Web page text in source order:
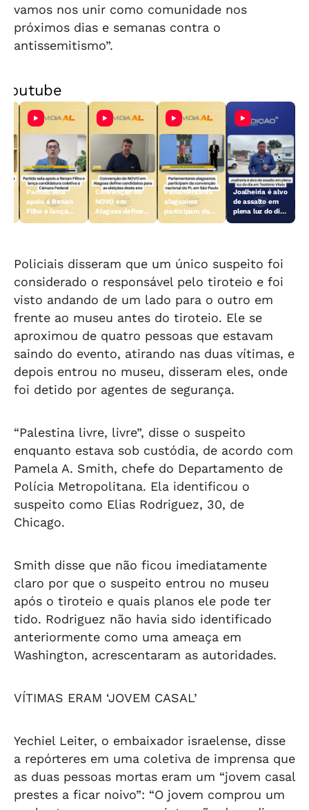
vamos nos unir como comunidade nos
próximos dias e semanas contra o
antissemitismo”.
Partido sela
apoio a Renan
Filho e lança
Convenção do
NOVO em
Alagoas define
Parlamentares
alagoanos
participam da
Joalheiria é alvo
de assalto em
plena luz do dia
Policiais disseram que um único suspeito foi
considerado o responsável pelo tiroteio e foi
visto andando de um lado para o outro em
frente ao museu antes do tiroteio. Ele se
aproximou de quatro pessoas que estavam
saindo do evento, atirando nas duas vítimas, e
depois entrou no museu, disseram eles, onde
foi detido por agentes de segurança.
“Palestina livre, livre”, disse o suspeito
enquanto estava sob custódia, de acordo com
Pamela A. Smith, chefe do Departamento de
Polícia Metropolitana. Ela identificou o
suspeito como Elias Rodriguez, 30, de
Chicago.
Smith disse que não ficou imediatamente
claro por que o suspeito entrou no museu
após o tiroteio e quais planos ele pode ter
tido. Rodriguez não havia sido identificado
anteriormente como uma ameaça em
Washington, acrescentaram as autoridades.
VÍTIMAS ERAM ‘JOVEM CASAL’
Yechiel Leiter, o embaixador israelense, disse
a repórteres em uma coletiva de imprensa que
as duas pessoas mortas eram um “jovem casal
prestes a ficar noivo”: “O jovem comprou um